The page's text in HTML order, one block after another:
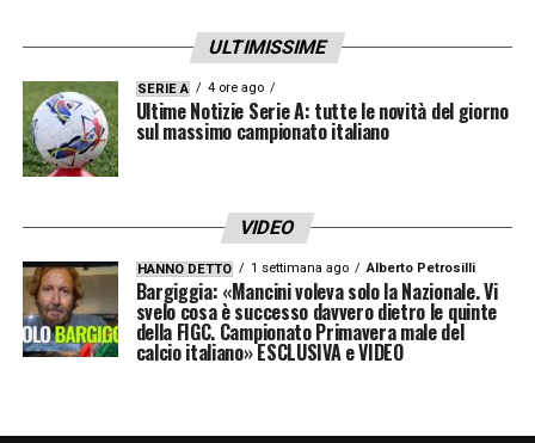
ULTIMISSIME
SERIE A 4 ore ago
Ultime Notizie Serie A: tutte le novità del giorno
sul massimo campionato italiano
VIDEO
HANNO DETTO 1 settimana ago Alberto Petrosilli
Bargiggia: «Mancini voleva solo la Nazionale. Vi
svelo cosa è successo davvero dietro le quinte
della FIGC. Campionato Primavera male del
calcio italiano» ESCLUSIVA e VIDEO